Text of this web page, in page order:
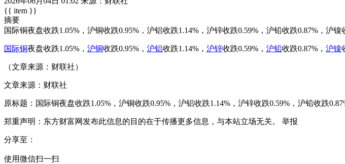
{{ item }}
摘要
国际铜夜盘收跌1.05%，沪铜收跌0.95%，沪铝收跌1.14%，沪锌收跌0.59%，沪铅收跌0.87%，沪镍
国际铜夜盘收跌1.05%， 沪铜收跌0.95%， 沪铝收跌1.14%， 沪锌收跌0.59%， 沪铅收跌0.87%， 沪镍
（文章来源：财联社）
文章来源：财联社
原标题：国际铜夜盘收跌1.05%，沪铜收跌0.95%，沪铝收跌1.14%，沪锌收跌0.59%，沪铅收跌
郑重声明：东方财富网发布此信息的目的在于传播更多信息，与本站立场无关。 举报
分享至：
使用微信扫一扫